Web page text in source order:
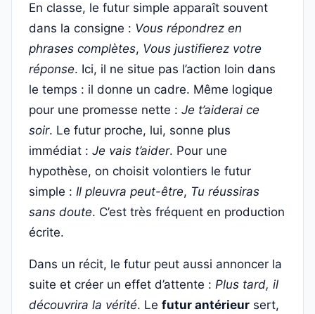
En classe, le futur simple apparaît souvent
dans la consigne : Vous répondrez en
phrases complètes, Vous justifierez votre
réponse. Ici, il ne situe pas l’action loin dans
le temps : il donne un cadre. Même logique
pour une promesse nette : Je t’aiderai ce
soir. Le futur proche, lui, sonne plus
immédiat : Je vais t’aider. Pour une
hypothèse, on choisit volontiers le futur
simple : Il pleuvra peut-être, Tu réussiras
sans doute. C’est très fréquent en production
écrite.
Dans un récit, le futur peut aussi annoncer la
suite et créer un effet d’attente : Plus tard, il
découvrira la vérité. Le futur antérieur sert,